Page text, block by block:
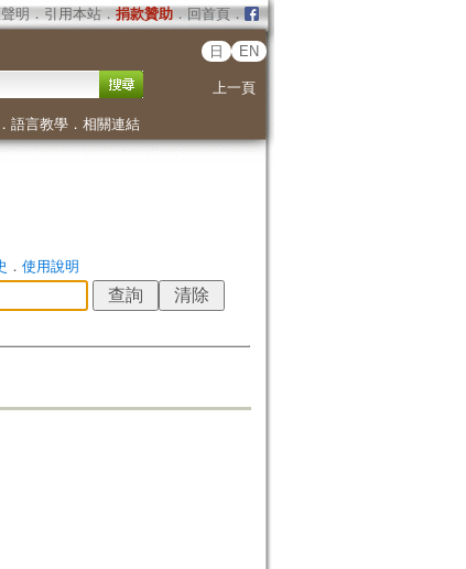
明 ． 引用本站． 捐款贊助．回首頁．
日 EN
上一頁
語言教學． 相關連結
． 使用說明